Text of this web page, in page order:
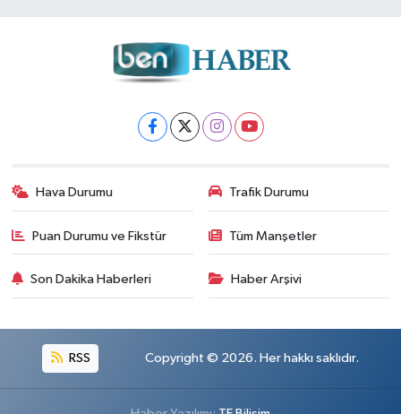
Hava Durumu Trafik Durumu
Puan Durumu ve Fikstür Tüm Manşetler
Son Dakika Haberleri Haber Arşivi
RSS Copyright © 2026. Her hakkı saklıdır.